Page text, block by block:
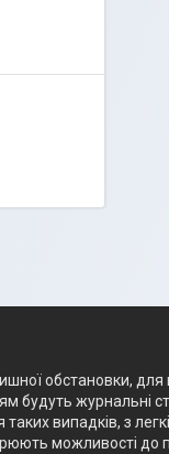
обстановки, для
будуть журнальні
таких випадків, з
можливості